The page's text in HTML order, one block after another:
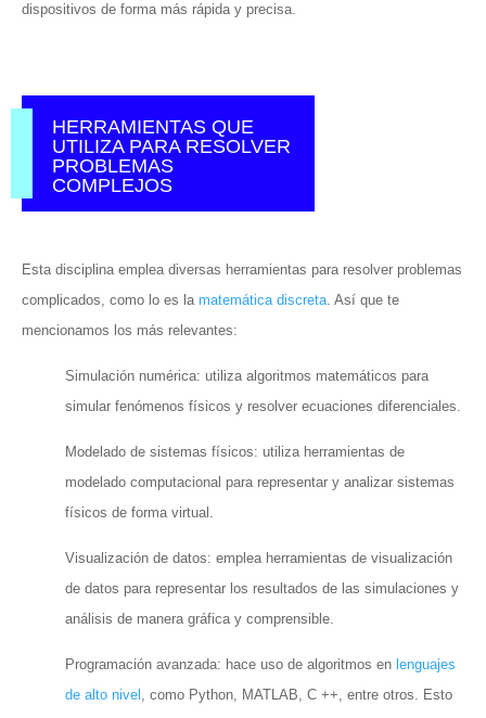
dispositivos de forma más rápida y precisa.
HERRAMIENTAS QUE
UTILIZA PARA RESOLVER
PROBLEMAS
COMPLEJOS
Esta disciplina emplea diversas herramientas para resolver problemas
complicados, como lo es la matemática discreta. Así que te
mencionamos los más relevantes:
Simulación numérica: utiliza algoritmos matemáticos para
simular fenómenos físicos y resolver ecuaciones diferenciales.
Modelado de sistemas físicos: utiliza herramientas de
modelado computacional para representar y analizar sistemas
físicos de forma virtual.
Visualización de datos: emplea herramientas de visualización
de datos para representar los resultados de las simulaciones y
análisis de manera gráfica y comprensible.
Programación avanzada: hace uso de algoritmos en lenguajes
de alto nivel , como Python, MATLAB, C ++, entre otros. Esto